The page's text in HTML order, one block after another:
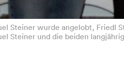
Steiner wurde angelobt, Friedl
Steiner und die beiden